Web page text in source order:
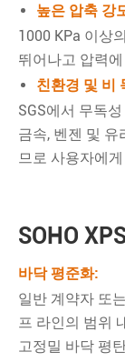
높은 압축 강
1000 KPa 이상
뛰어나고 압력
친환경 및 비
SGS에서 무독
금속, 벤젠 및
므로 사용자에
SOHO
바닥 평준화:
일반 계약자 또
프 라인의 범위
고정밀 바닥 평